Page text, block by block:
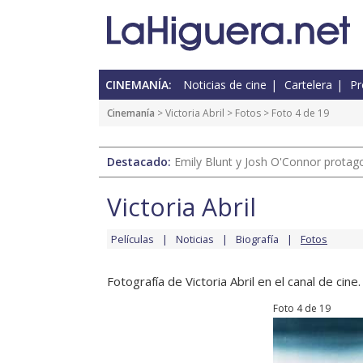
CINEMANÍA: Noticias de cine Cartelera
Cinemanía >Victoria Abril > Fotos > Foto 4 de 19
Destacado: Emily Blunt y Josh O'Connor
Victoria Abril
Películas Noticias Biografía Fotos
Fotografía de Victoria Abril en el canal de cine.
Foto 4 de 19